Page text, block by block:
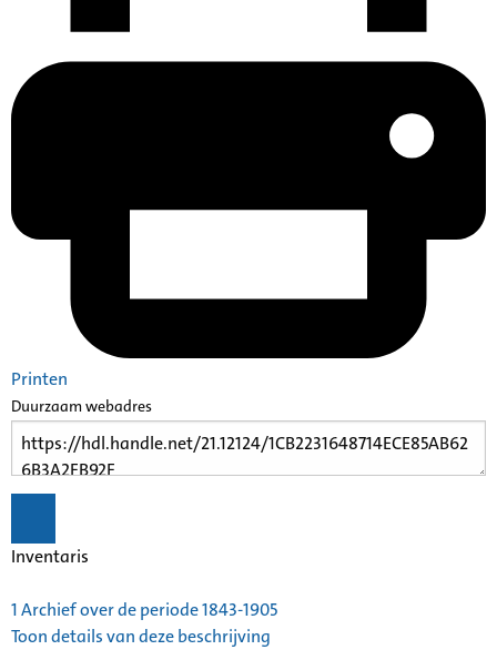
Printen
Duurzaam webadres
Inventaris
1Archief over de periode 1843-1905
Toon details van deze beschrijving